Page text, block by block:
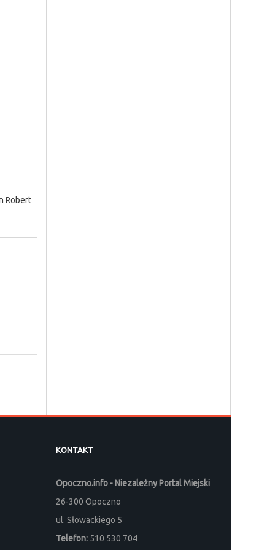
Robert
KONTAKT
Opoczno.info - Niezależny Portal Miejski
26-300 Opoczno
ul. Słowackiego 5
Telefon: 510 530 704